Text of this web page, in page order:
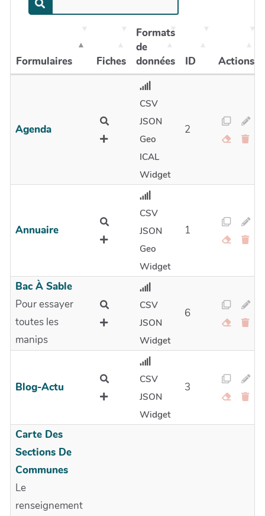
Formulaires Fiches
Formats
de
données
ID Actions
Agenda
CSV
JSON
Geo
ICAL
Widget
2
Annuaire
CSV
JSON
Geo
Widget
1
Bac À Sable
Pour essayer
toutes les
manips
CSV
JSON
Widget
6
Blog-Actu
CSV
JSON
Widget
3
Carte Des
Sections De
Communes
Le
renseignement